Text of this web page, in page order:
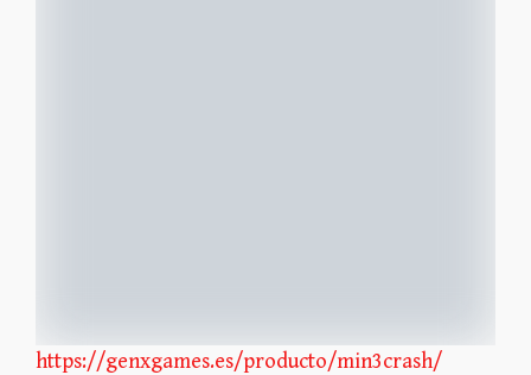
https://genxgames.es/producto/min3crash/